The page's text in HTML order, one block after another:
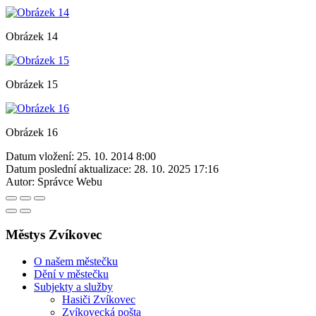
Obrázek 14
Obrázek 15
Obrázek 16
Datum vložení: 25. 10. 2014 8:00
Datum poslední aktualizace: 28. 10. 2025 17:16
Autor: Správce Webu
Městys Zvíkovec
O našem městečku
Dění v městečku
Subjekty a služby
Hasiči Zvíkovec
Zvíkovecká pošta